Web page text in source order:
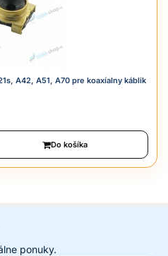
A42, A51, A70 pre koaxíalny káblik
Do košíka
ponuky.